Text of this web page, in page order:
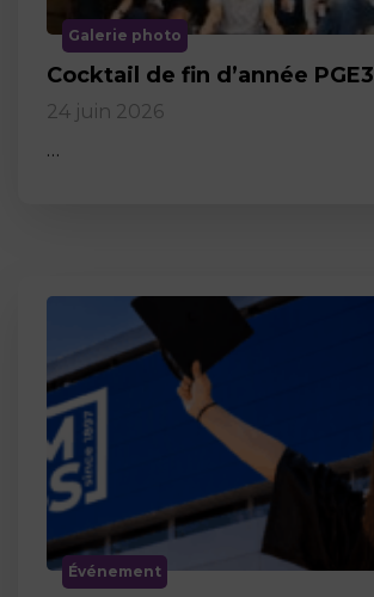
Galerie photo
Cocktail de fin d’année PGE3
24 juin 2026
…
Événement